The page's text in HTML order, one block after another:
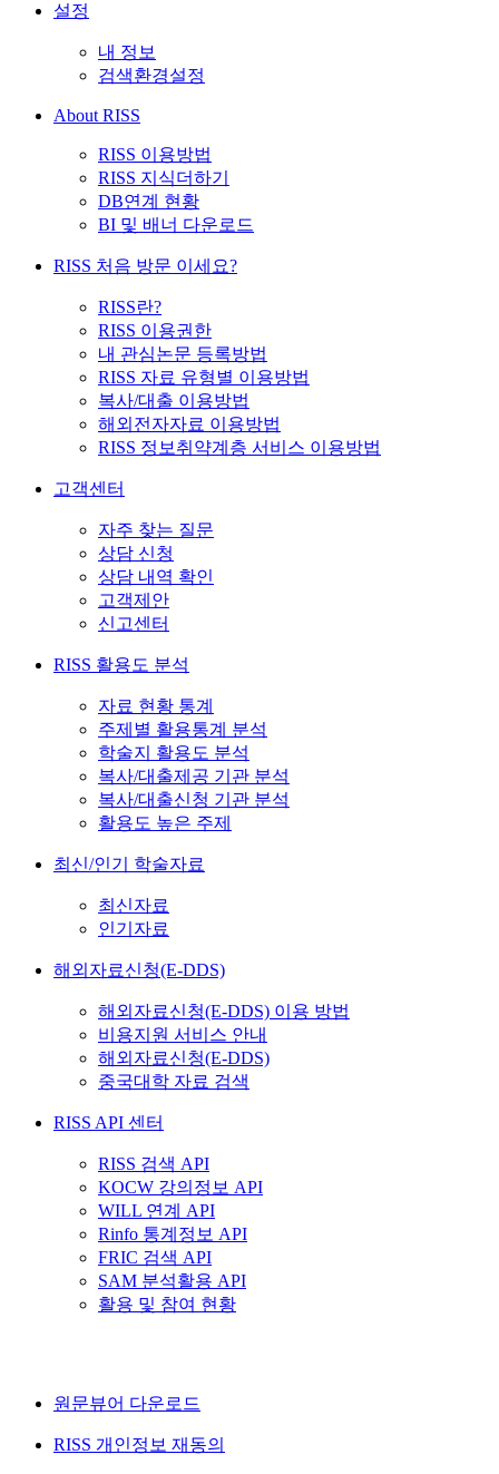
설정
내 정보
검색환경설정
About RISS
RISS 이용방법
RISS 지식더하기
DB연계 현황
BI 및 배너 다운로드
RISS 처음 방문 이세요?
RISS란?
RISS 이용권한
내 관심논문 등록방법
RISS 자료 유형별 이용방법
복사/대출 이용방법
해외전자자료 이용방법
RISS 정보취약계층 서비스 이용방법
고객센터
자주 찾는 질문
상담 신청
상담 내역 확인
고객제안
신고센터
RISS 활용도 분석
자료 현황 통계
주제별 활용통계 분석
학술지 활용도 분석
복사/대출제공 기관 분석
복사/대출신청 기관 분석
활용도 높은 주제
최신/인기 학술자료
최신자료
인기자료
해외자료신청(E-DDS)
해외자료신청(E-DDS) 이용 방법
비용지원 서비스 안내
해외자료신청(E-DDS)
중국대학 자료 검색
RISS API 센터
RISS 검색 API
KOCW 강의정보 API
WILL 연계 API
Rinfo 통계정보 API
FRIC 검색 API
SAM 분석활용 API
활용 및 참여 현황
원문뷰어 다운로드
RISS 개인정보 재동의